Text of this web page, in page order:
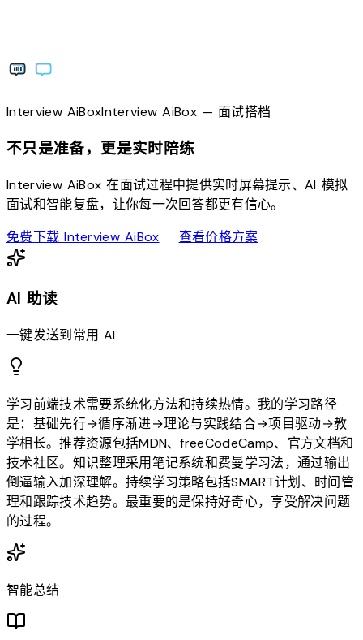
Interview AiBoxInterviewAiBox— 面试搭档
不只是准备，更是实时陪练
Interview AiBox 在面试过程中提供实时屏幕提示、AI 模拟
面试和智能复盘，让你每一次回答都更有信心。
免费下载 Interview AiBoxdownload查看价格方案sell
AI 助读
一键发送到常用 AI
学习前端技术需要系统化方法和持续热情。我的学习路径
是：基础先行→循序渐进→理论与实践结合→项目驱动→教
学相长。推荐资源包括MDN、freeCodeCamp、官方文档和
技术社区。知识整理采用笔记系统和费曼学习法，通过输出
倒逼输入加深理解。持续学习策略包括SMART计划、时间管
理和跟踪技术趋势。最重要的是保持好奇心，享受解决问题
的过程。
智能总结